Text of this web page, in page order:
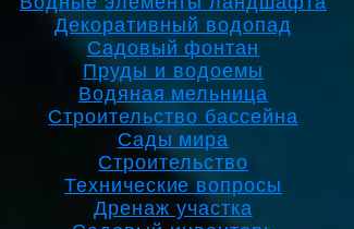
Декоративный водопад
Садовый фонтан
Пруды и водоемы
Водяная мельница
Строительство бассейна
Сады мира
Строительство
Технические вопросы
Дренаж участка